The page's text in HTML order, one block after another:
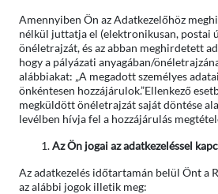
Amennyiben Ön az Adatkezelőhöz
nélkül juttatja el (elektronikusan, postai
önéletrajzát, és az abban meghirdetett
hogy a pályázati anyagában/
alábbiakat: „A megadott személyes
önkéntesen hozzájárulok.”Ellenkező
megküldött önéletrajzát saját döntése
levélben hívja fel a hozzájárulás
Az Ön jogai az adatkezeléssel
Az adatkezelés időtartamán belül Önt a
az alábbi jogok illetik meg: